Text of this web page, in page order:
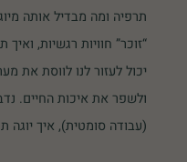
תרפיה ומה מבדיל אותה
“זוכר” חוויות רגשיות,
יכול לעזור לנו לווסת את
ולשפר את איכות החיים.
(עבודה סומטית), איך